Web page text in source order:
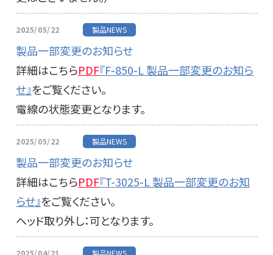
2025/05/22 製品NEWS
製品一部変更のお知らせ
詳細はこちらPDF『F-850-L 製品一部変更のお知ら
せ』をご覧ください。
電線の状態変更となります。
2025/05/22 製品NEWS
製品一部変更のお知らせ
詳細はこちらPDF『T-3025-L 製品一部変更のお知
らせ』をご覧ください。
ヘッド取り外し：可となります。
2025/04/21 製品NEWS